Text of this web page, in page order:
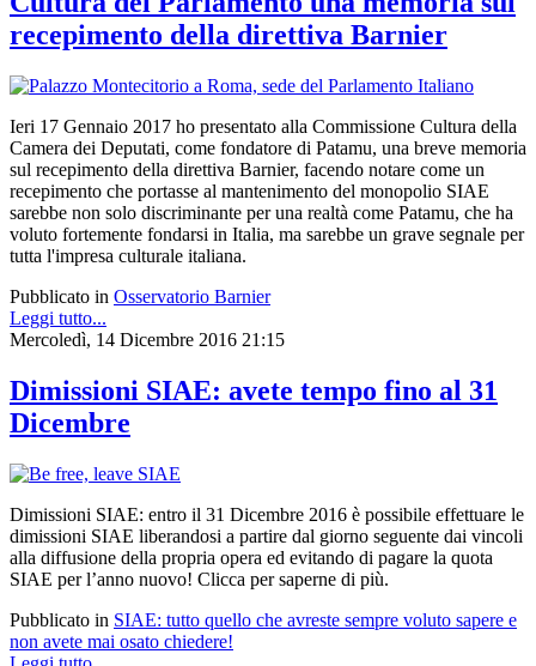
recepimento della direttiva Barnier
Ieri 17 Gennaio 2017 ho presentato alla Commissione Cultura della
Camera dei Deputati, come fondatore di Patamu, una breve memoria
sul recepimento della direttiva Barnier, facendo notare come un
recepimento che portasse al mantenimento del monopolio SIAE
sarebbe non solo discriminante per una realtà come Patamu, che ha
voluto fortemente fondarsi in Italia, ma sarebbe un grave segnale per
tutta l'impresa culturale italiana.
Pubblicato in Osservatorio Barnier
Leggi tutto...
Mercoledì, 14 Dicembre 2016 21:15
Dimissioni SIAE: avete tempo fino al 31
Dicembre
Dimissioni SIAE: entro il 31 Dicembre 2016 è possibile effettuare le
dimissioni SIAE liberandosi a partire dal giorno seguente dai vincoli
alla diffusione della propria opera ed evitando di pagare la quota
SIAE per l’anno nuovo! Clicca per saperne di più.
Pubblicato in SIAE: tutto quello che avreste sempre voluto sapere e
non avete mai osato chiedere!